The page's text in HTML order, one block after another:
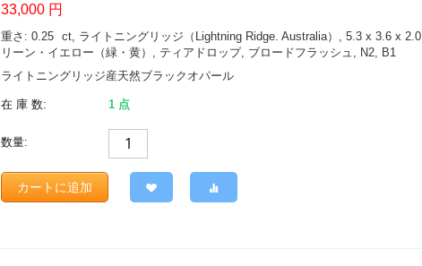
33,000 円
重さ: 0.25 ct , ライトニングリッジ（Lightning Ridge. Australia）, 5.3 x 3.6 x 2.0
リーン・イエロー（緑・黄）, ティアドロップ, ブロードフラッシュ, N2, B1
ライトニングリッジ産天然ブラックオパール
在 庫 数: 1 点
数量:
カートに追加